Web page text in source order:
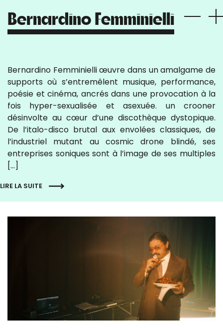
Bernardino Femminielli
Bernardino Femminielli œuvre dans un amalgame de
supports où s’entremêlent musique, performance,
poésie et cinéma, ancrés dans une provocation à la
fois hyper-sexualisée et asexuée. un crooner
désinvolte au cœur d’une discothèque dystopique.
De l’italo-disco brutal aux envolées classiques, de
l’industriel mutant au cosmic drone blindé, ses
entreprises soniques sont à l’image de ses multiples
[…]
LIRE LA SUITE